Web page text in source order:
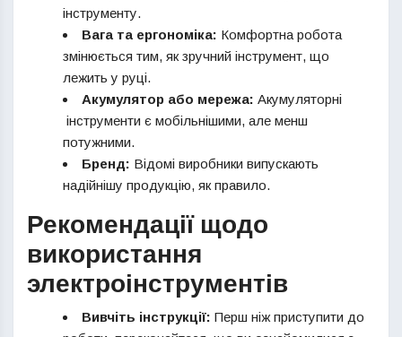
інструменту.
Вага та ергономіка: Комфортна робота
змінюється тим, як зручний інструмент, що
лежить у руці.
Акумулятор або мережа: Акумуляторні
інструменти є мобільнішими, але менш
потужними.
Бренд: Відомі виробники випускають
надійнішу продукцію, як правило.
Рекомендації щодо
використання
электроінструментів
Вивчіть інструкції: Перш ніж приступити до